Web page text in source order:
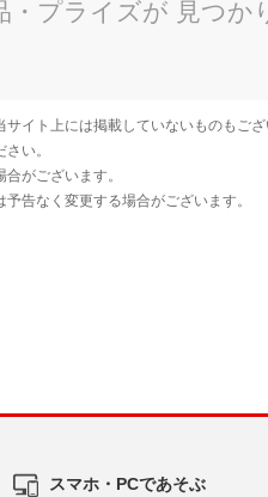
スマホ・PCであそぶ